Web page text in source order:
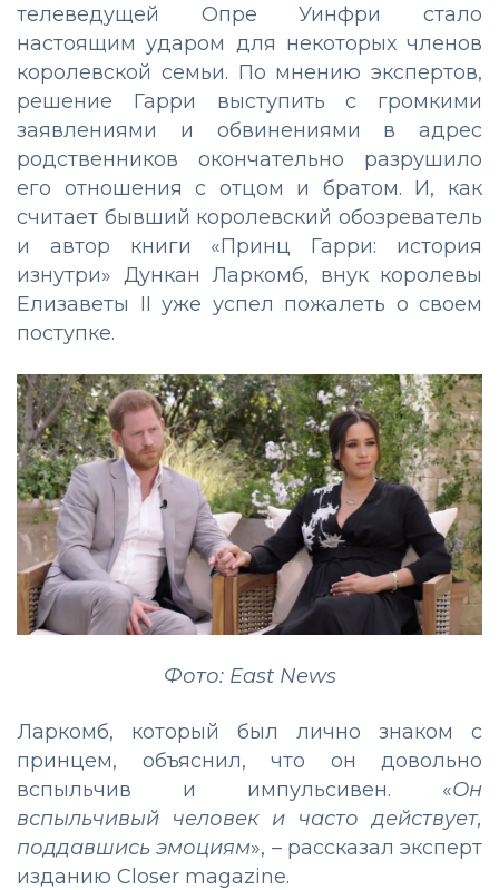
телеведущей Опре Уинфри стало
настоящим ударом для некоторых членов
королевской семьи. По мнению экспертов,
решение Гарри выступить с громкими
заявлениями и обвинениями в адрес
родственников окончательно разрушило
его отношения с отцом и братом. И, как
считает бывший королевский обозреватель
и автор книги «Принц Гарри: история
изнутри» Дункан Ларкомб, внук королевы
Елизаветы II уже успел пожалеть о своем
поступке.
Фото: East News
Ларкомб, который был лично знаком с
принцем, объяснил, что он довольно
вспыльчив и импульсивен. «Он
вспыльчивый человек и часто действует,
поддавшись эмоциям», – рассказал эксперт
изданию Closer magazine.